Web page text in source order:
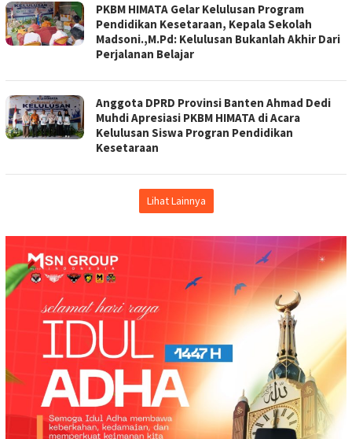
PKBM HIMATA Gelar Kelulusan Program
Pendidikan Kesetaraan, Kepala Sekolah
Madsoni.,M.Pd: Kelulusan Bukanlah Akhir Dari
Perjalanan Belajar
Anggota DPRD Provinsi Banten Ahmad Dedi
Muhdi Apresiasi PKBM HIMATA di Acara
Kelulusan Siswa Progran Pendidikan
Kesetaraan
Lihat Lainnya